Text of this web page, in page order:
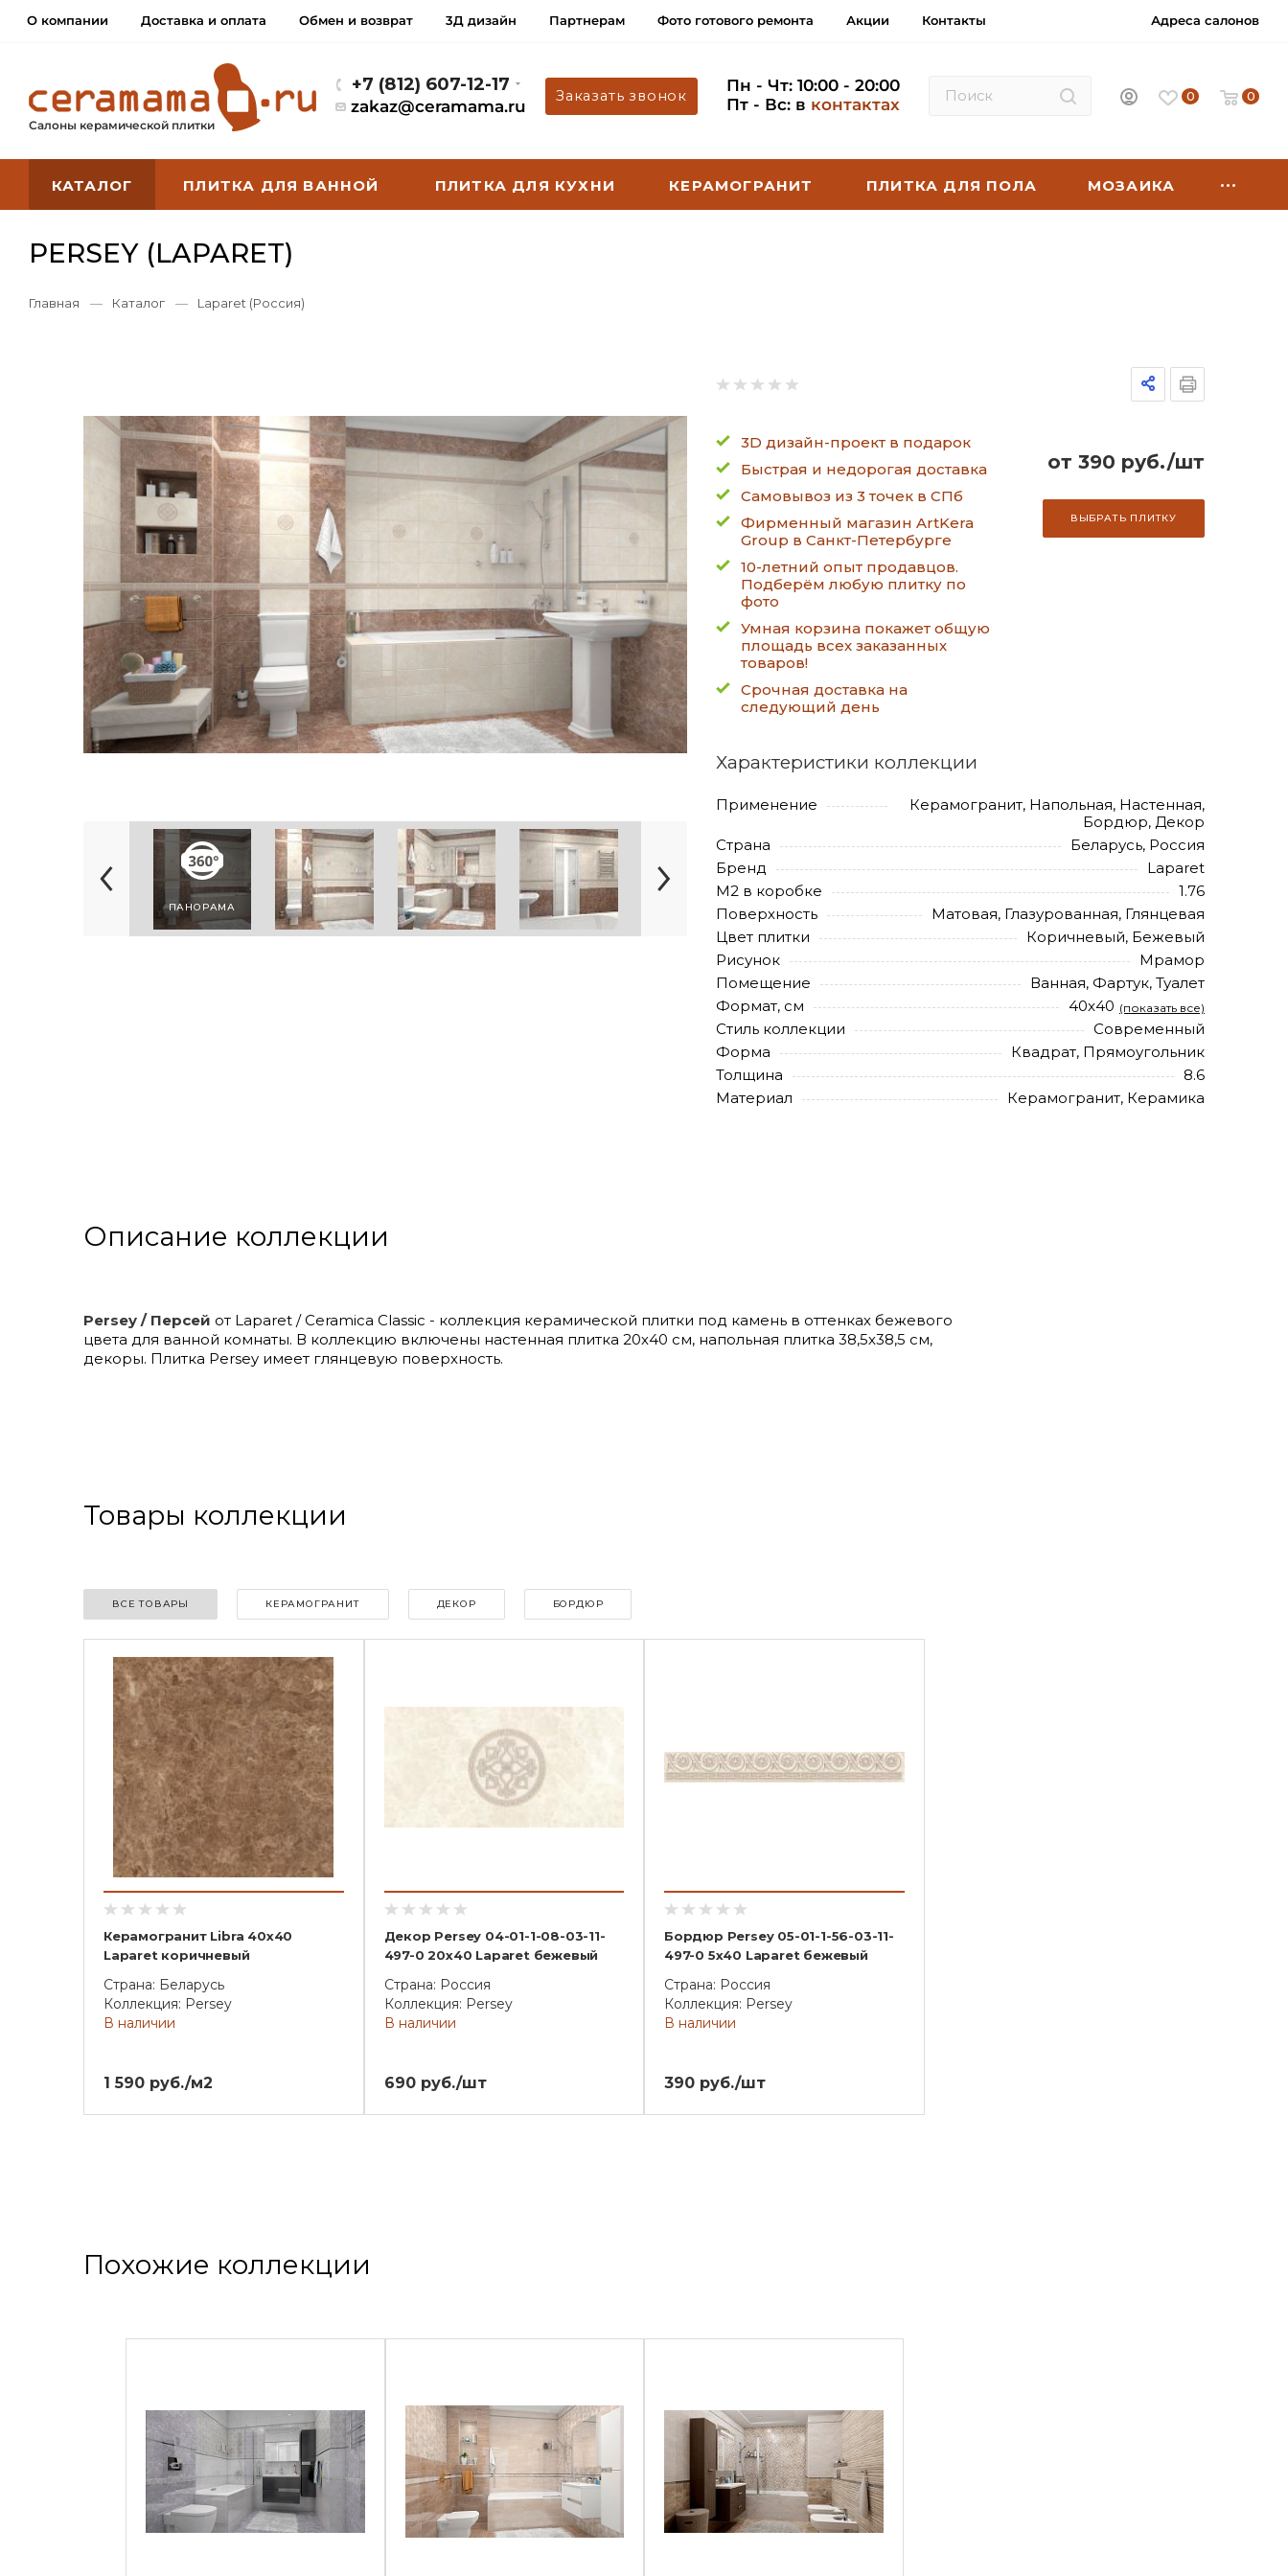
О компании Доставка и оплата Обмен и возврат 3Д дизайн Партнерам Фото готового ремонта Акции Контакты Адреса салонов
Салоны керамической плитки
+7 (812) 607-12-17
zakaz@ceramama.ru
Заказать звонок
Пн - Чт: 10:00 - 20:00
Пт - Вс: в контактах 0 0
КАТАЛОГ ПЛИТКА ДЛЯ ВАННОЙ ПЛИТКА ДЛЯ КУХНИ КЕРАМОГРАНИТ ПЛИТКА ДЛЯ ПОЛА МОЗАИКА
PERSEY (LAPARET)
Главная — Каталог — Laparet (Россия)
ПАНОРАМА
3D дизайн-проект в подарок
Быстрая и недорогая доставка
Самовывоз из 3 точек в СПб
Фирменный магазин ArtKera
Group в Санкт-Петербурге
10-летний опыт продавцов.
Подберём любую плитку по
фото
Умная корзина покажет общую
площадь всех заказанных
товаров!
Срочная доставка на
следующий день
от 390 руб./шт
ВЫБРАТЬ ПЛИТКУ
Характеристики коллекции
Применение
Керамогранит, Напольная, Настенная,
Бордюр, Декор
Страна
Беларусь, Россия
Бренд
Laparet
М2 в коробке
1.76
Поверхность
Матовая, Глазурованная, Глянцевая
Цвет плитки
Коричневый, Бежевый
Рисунок
Мрамор
Помещение
Ванная, Фартук, Туалет
Формат, см
40x40 (показать все)
Стиль коллекции
Современный
Форма
Квадрат, Прямоугольник
Толщина
8.6
Материал
Керамогранит, Керамика
Описание коллекции
Persey / Персей от Laparet / Ceramica Classic - коллекция керамической плитки под камень в оттенках бежевого
цвета для ванной комнаты. В коллекцию включены настенная плитка 20х40 см, напольная плитка 38,5х38,5 см,
декоры. Плитка Persey имеет глянцевую поверхность.
Товары коллекции
ВСЕ ТОВАРЫ КЕРАМОГРАНИТ ДЕКОР БОРДЮР
Керамогранит Libra 40х40
Laparet коричневый
Страна: Беларусь
Коллекция: Persey
В наличии
1 590 руб./м2
Декор Persey 04-01-1-08-03-11-
497-0 20х40 Laparet бежевый
Страна: Россия
Коллекция: Persey
В наличии
690 руб./шт
Бордюр Persey 05-01-1-56-03-11-
497-0 5х40 Laparet бежевый
Страна: Россия
Коллекция: Persey
В наличии
390 руб./шт
Похожие коллекции